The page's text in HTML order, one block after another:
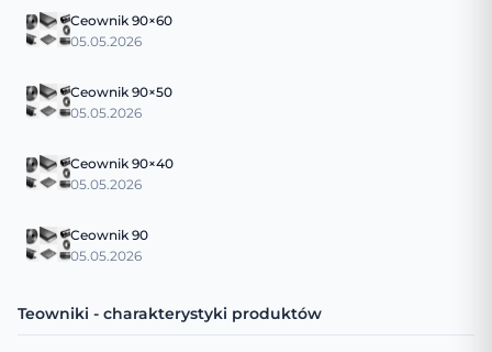
Ceownik 90×60
05.05.2026
Ceownik 90×50
05.05.2026
Ceownik 90×40
05.05.2026
Ceownik 90
05.05.2026
Teowniki - charakterystyki produktów